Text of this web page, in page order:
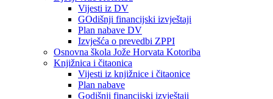
Vijesti iz DV
GOdišnji financijski izvještaji
Plan nabave DV
Izvješća o prevedbi ZPPI
Osnovna škola Jože Horvata Kotoriba
Knjižnica i čitaonica
Vijesti iz knjižnice i čitaonice
Plan nabave
Godišnji financijski izvještaji